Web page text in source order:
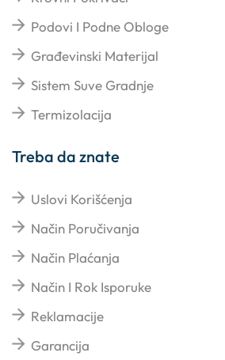
Podovi I Podne Obloge
Građevinski Materijal
Sistem Suve Gradnje
Termizolacija
Treba da znate
Uslovi Korišćenja
Način Poručivanja
Način Plaćanja
Način I Rok Isporuke
Reklamacije
Garancija